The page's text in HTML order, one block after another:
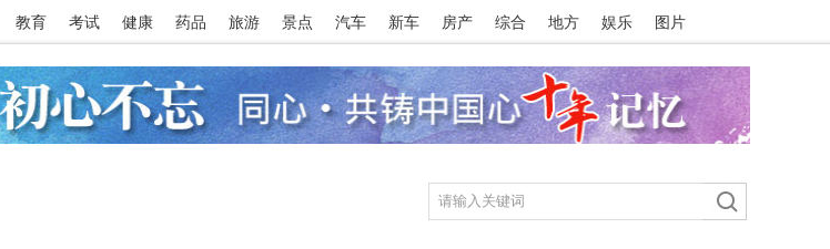
教育 考试 健康 药品 旅游 景点 汽车 新车 房产 综合 地方 娱乐 图片